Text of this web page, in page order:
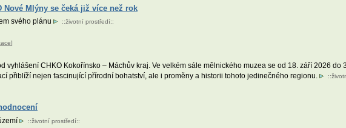
Mlýny se čeká již více než rok
svého plánu ::životní prostředí::
]
vyhlášení CHKO Kokořínsko – Máchův kraj. Ve velkém sále mělnického muzea se od 18. září 2026 do
přiblíží nejen fascinující přírodní bohatství, ale i proměny a historii tohoto jedinečného regionu.
::
::životní prostředí::